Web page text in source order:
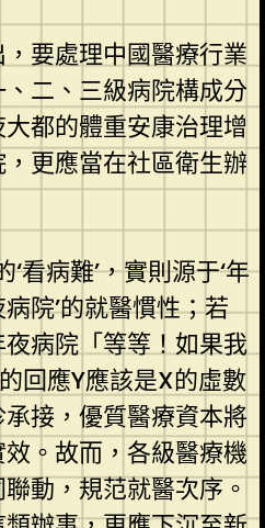
要處理中國醫療行業
二、三級病院構成分
都的體重安康治理增
更應當在社區衛生辦
看病難’，實則源于‘年
院’的就醫慣性；若
病院「等等！如果我
回應Y應該是X的虛數
接，優質醫療資本將
。故而，各級醫療機
動，規范就醫次序。